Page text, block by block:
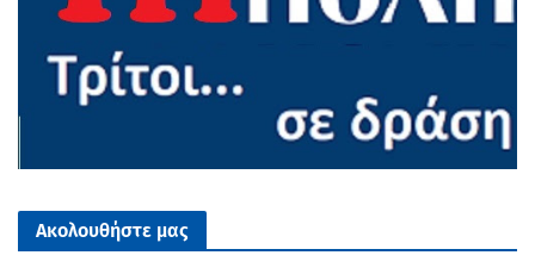
Ακολουθήστε μας